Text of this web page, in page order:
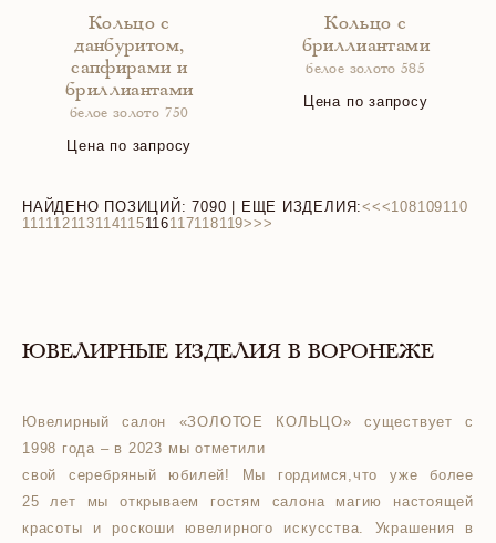
Кольцо с
данбуритом,
сапфирами и
бриллиантами
белое золото 750
Цена по запросу
Кольцо с
бриллиантами
белое золото 585
Цена по запросу
НАЙДЕНО ПОЗИЦИЙ:7090 | ЕЩЕ ИЗДЕЛИЯ:<<<108109110
111112113114115116117118119>>>
ЮВЕЛИРНЫЕ ИЗДЕЛИЯ В ВОРОНЕЖЕ
Ювелирный салон «ЗОЛОТОЕ КОЛЬЦО» существует с
1998 года – в 2023 мы отметили
свой серебряный юбилей! Мы гордимся,что уже более
25 лет мы открываем гостям салона магию настоящей
красоты и роскоши ювелирного искусства. Украшения в